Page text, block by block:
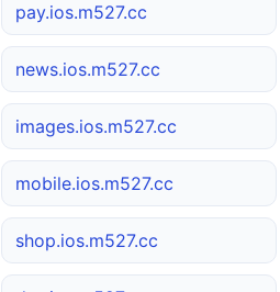
pay.ios.m527.cc
news.ios.m527.cc
images.ios.m527.cc
mobile.ios.m527.cc
shop.ios.m527.cc